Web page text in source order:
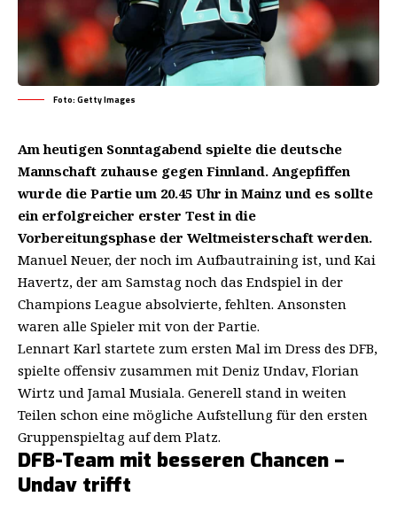
Foto: Getty Images
Am heutigen Sonntagabend spielte die deutsche
Mannschaft zuhause gegen Finnland. Angepfiffen
wurde die Partie um 20.45 Uhr in Mainz und es sollte
ein erfolgreicher erster Test in die
Vorbereitungsphase der Weltmeisterschaft werden.
Manuel Neuer, der noch im Aufbautraining ist, und Kai
Havertz, der am Samstag noch das Endspiel in der
Champions League absolvierte, fehlten. Ansonsten
waren alle Spieler mit von der Partie.
Lennart Karl startete zum ersten Mal im Dress des DFB,
spielte offensiv zusammen mit Deniz Undav, Florian
Wirtz und Jamal Musiala. Generell stand in weiten
Teilen schon eine mögliche Aufstellung für den ersten
Gruppenspieltag auf dem Platz.
DFB-Team mit besseren Chancen –
Undav trifft